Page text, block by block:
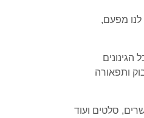
לנו מפעם,
הגינונים
ותפאורה
סלטים ועוד